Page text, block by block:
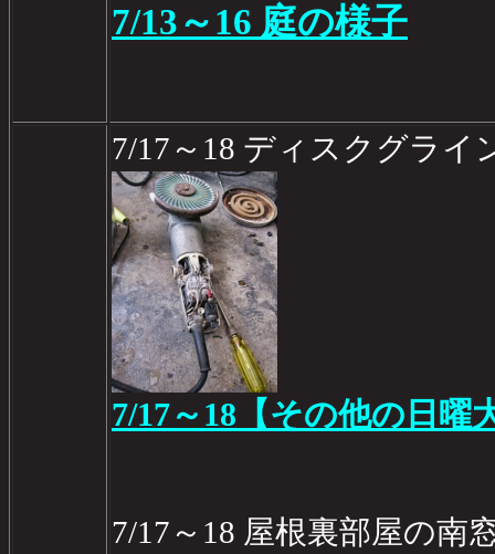
7/13～16 庭の様子
7/17～18 ディスクグライ
7/17～18【その他の日曜
7/17～18 屋根裏部屋の南